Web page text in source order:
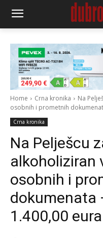
Home Crna kronika
Na
osobnih i prometnih
Crna kronika
Na Pelješcu
alkoholiziran
osobnih i
dokumenata
1.400,00 eura